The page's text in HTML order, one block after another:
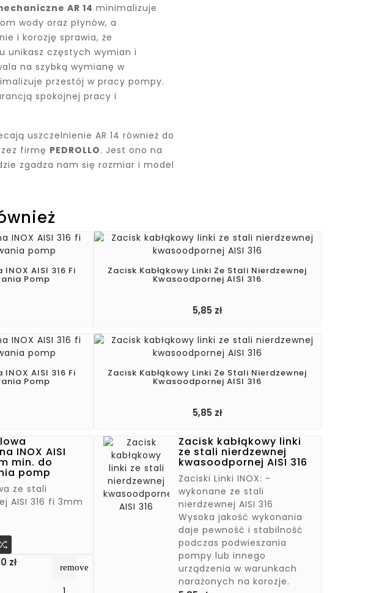
AR 14 minimalizuje
wody oraz płynów, a
i korozję sprawia, że
unikasz częstych wymian i
na szybką wymianę w
przestój w pracy pompy.
spokojnej pracy i
uszczelnienie AR 14 również do
firmę PEDROLLO. Jest ono na
zgadza nam się rozmiar i model
AISI 316 Fi
Pomp
AISI 316 Fi
Pomp
INOX AISI
min. do
pomp
ze stali
AISI 316 fi 3mm
złCena
remove
Zacisk Kabłąkowy Linki Ze Stali Nierdzewnej
Kwasoodpornej AISI 316
5,85 zł
Zacisk Kabłąkowy Linki Ze Stali Nierdzewnej
Kwasoodpornej AISI 316
5,85 złCena
Zacisk kabłąkowy linki
ze stali nierdzewnej
kwasoodpornej AISI 316
Zaciski Linki INOX: -
wykonane ze stali
nierdzewnej AISI 316
Wysoka jakość wykonania
daje pewność i stabilność
podczas podwieszania
pompy lub innego
urządzenia w warunkach
narażonych na korozje.